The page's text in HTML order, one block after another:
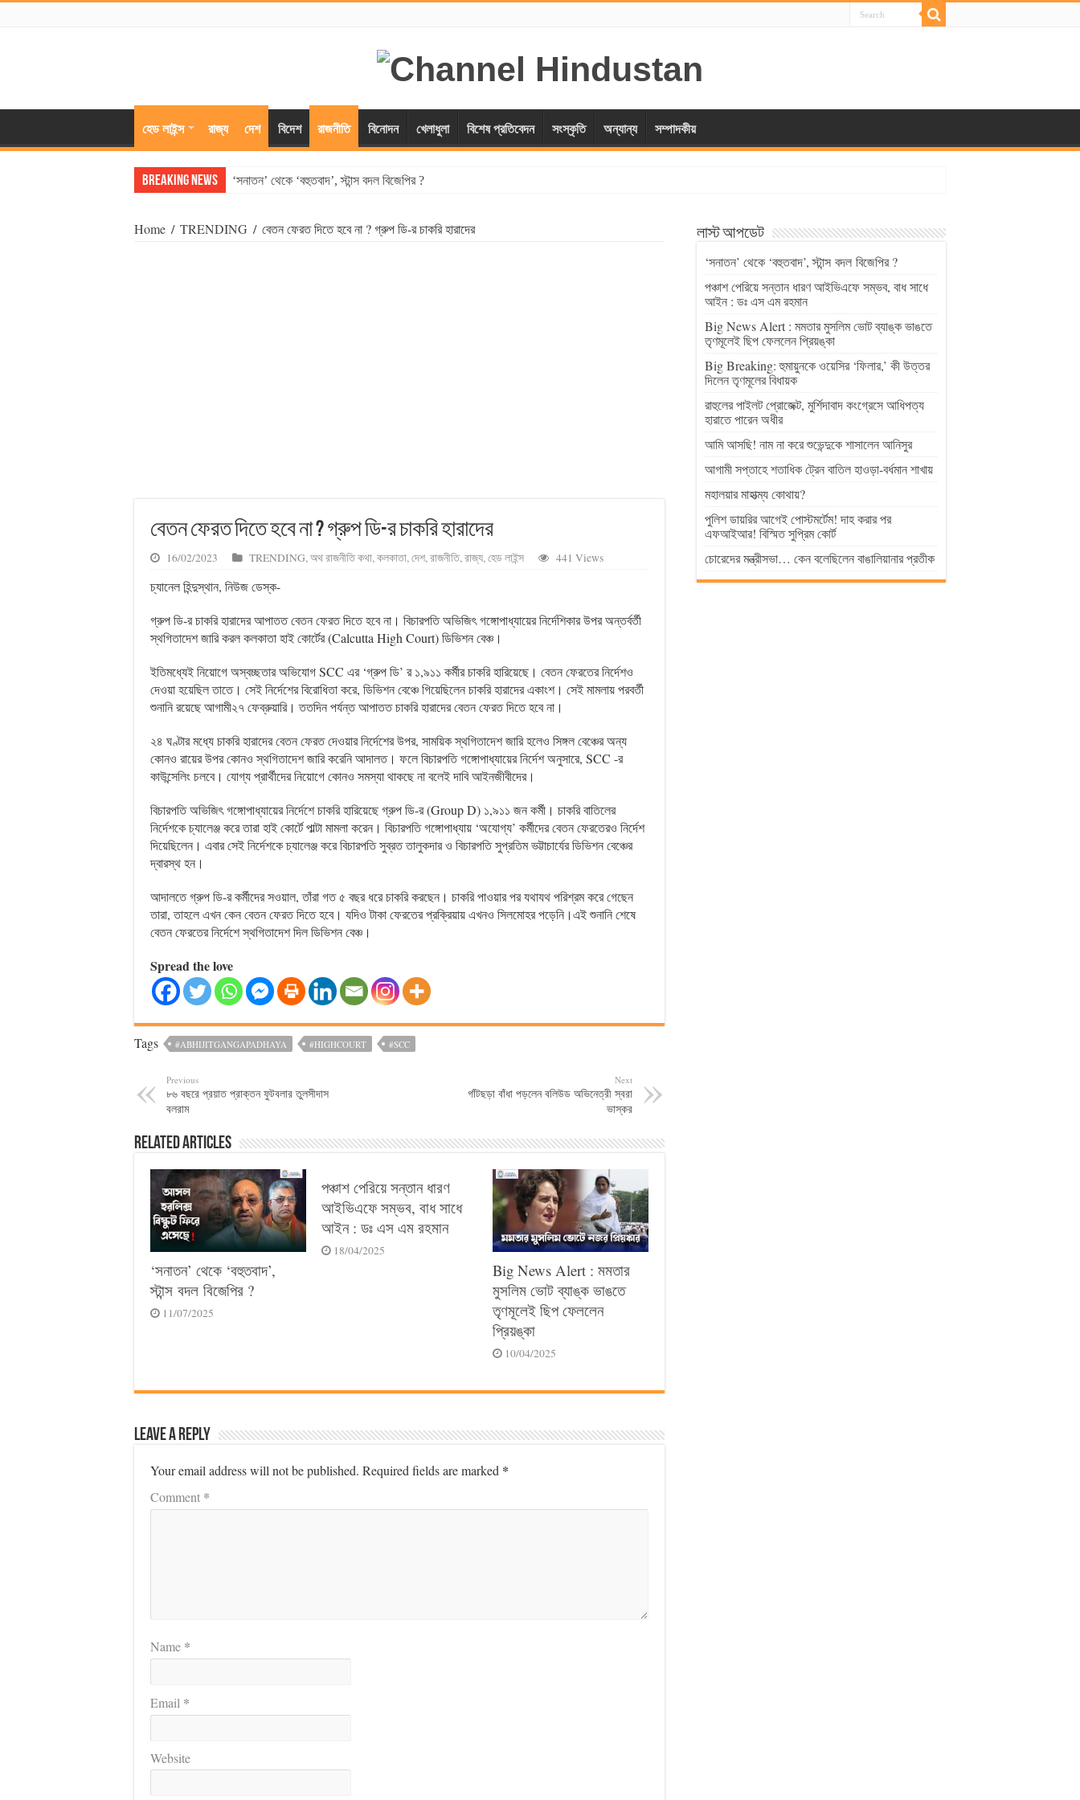
হেড লাইন্স রাজ্য দেশ বিদেশ রাজনীতি বিনোদন খেলাধুলা বিশেষ প্রতিবেদন সংস্কৃতি অন্যান্য সম্পাদকীয়
Breaking News ‘সনাতন’ থেকে ‘বহুতবাদ’, স্টান্স বদল বিজেপির ?
Home / TRENDING / বেতন ফেরত দিতে হবে না ? গ্রুপ ডি-র চাকরি হারাদের
বেতন ফেরত দিতে হবে না ? গ্রুপ ডি-র চাকরি হারাদের
16/02/2023 TRENDING,অথ রাজনীতি কথা,কলকাতা,দেশ,রাজনীতি,রাজ্য,হেড লাইন্স 441 Views
চ্যানেল হিন্দুস্থান, নিউজ ডেস্ক-
গ্রুপ ডি-র চাকরি হারাদের আপাতত বেতন ফেরত দিতে হবে না। বিচারপতি অভিজিৎ গঙ্গোপাধ্যায়ের নির্দেশিকার উপর অন্তর্বর্তী
স্থগিতাদেশ জারি করল কলকাতা হাই কোর্টের (Calcutta High Court) ডিভিশন বেঞ্চ।
ইতিমধ্যেই নিয়োগে অস্বচ্ছতার অভিযোগ SCC এর ‘গ্রুপ ডি’ র ১,৯১১ কর্মীর চাকরি হারিয়েছে। বেতন ফেরতের নির্দেশও
দেওয়া হয়েছিল তাতে। সেই নির্দেশের বিরোধিতা করে, ডিভিশন বেঞ্চে গিয়েছিলেন চাকরি হারাদের একাংশ। সেই মামলায় পরবর্তী
শুনানি রয়েছে আগামী২৭ ফেব্রুয়ারি। ততদিন পর্যন্ত আপাতত চাকরি হারাদের বেতন ফেরত দিতে হবে না।
২৪ ঘণ্টার মধ্যে চাকরি হারাদের বেতন ফেরত দেওয়ার নির্দেশের উপর, সাময়িক স্থগিতাদেশ জারি হলেও সিঙ্গল বেঞ্চের অন্য
কোনও রায়ের উপর কোনও স্থগিতাদেশ জারি করেনি আদালত। ফলে বিচারপতি গঙ্গোপাধ্যায়ের নির্দেশ অনুসারে, SCC -র
কাউন্সেলিং চলবে। যোগ্য প্রার্থীদের নিয়োগে কোনও সমস্যা থাকছে না বলেই দাবি আইনজীবীদের।
বিচারপতি অভিজিৎ গঙ্গোপাধ্যায়ের নির্দেশে চাকরি হারিয়েছে গ্রুপ ডি-র (Group D) ১,৯১১ জন কর্মী। চাকরি বাতিলের
নির্দেশকে চ্যালেঞ্জ করে তারা হাই কোর্টে পাল্টা মামলা করেন। বিচারপতি গঙ্গোপাধ্যায় ‘অযোগ্য’ কর্মীদের বেতন ফেরতেরও নির্দেশ
দিয়েছিলেন। এবার সেই নির্দেশকে চ্যালেঞ্জ করে বিচারপতি সুব্রত তালুকদার ও বিচারপতি সুপ্রতিম ভট্টাচার্যের ডিভিশন বেঞ্চের
দ্বারস্থ হন।
আদালতে গ্রুপ ডি-র কর্মীদের সওয়াল, তাঁরা গত ৫ বছর ধরে চাকরি করছেন। চাকরি পাওয়ার পর যথাযথ পরিশ্রম করে গেছেন
তারা, তাহলে এখন কেন বেতন ফেরত দিতে হবে। যদিও টাকা ফেরতের প্রক্রিয়ায় এখনও সিলমোহর পড়েনি।এই শুনানি শেষে
বেতন ফেরতের নির্দেশে স্থগিতাদেশ দিল ডিভিশন বেঞ্চ।
Spread the love
Tags #ABHIJITGANGAPADHAYA #HIGHCOURT #SCC
Previous
৮৬ বছরে প্রয়াত প্রাক্তন ফুটবলার তুলসীদাস
বলরাম
Next
গাঁটছড়া বাঁধা পড়লেন বলিউড অভিনেত্রী স্বরা
ভাস্কর
Related Articles
‘সনাতন’ থেকে ‘বহুতবাদ’,
স্টান্স বদল বিজেপির ?
11/07/2025
পঞ্চাশ পেরিয়ে সন্তান ধারণ
আইভিএফে সম্ভব, বাধ সাধে
আইন : ডঃ এস এম রহমান
18/04/2025
Big News Alert : মমতার
মুসলিম ভোট ব্যাঙ্ক ভাঙতে
তৃণমূলেই ছিপ ফেললেন
প্রিয়ঙ্কা
10/04/2025
Leave a Reply
Your email address will not be published. Required fields are marked *
Comment *
Name *
Email *
Website
লাস্ট আপডেট
‘সনাতন’ থেকে ‘বহুতবাদ’, স্টান্স বদল বিজেপির ?
পঞ্চাশ পেরিয়ে সন্তান ধারণ আইভিএফে সম্ভব, বাধ সাধে
আইন : ডঃ এস এম রহমান
Big News Alert : মমতার মুসলিম ভোট ব্যাঙ্ক ভাঙতে
তৃণমূলেই ছিপ ফেললেন প্রিয়ঙ্কা
Big Breaking: হুমায়ুনকে ওয়েসির ‘ফিলার,’ কী উত্তর
দিলেন তৃণমূলের বিধায়ক
রাহুলের পাইলট প্রোজেক্ট, মুর্শিদাবাদ কংগ্রেসে আধিপত্য
হারাতে পারেন অধীর
আমি আসছি! নাম না করে শুভেন্দুকে শাসালেন আনিসুর
আগামী সপ্তাহে শতাধিক ট্রেন বাতিল হাওড়া-বর্ধমান শাখায়
মহালয়ার মাহাত্ম্য কোথায়?
পুলিশ ডায়রির আগেই পোস্টমর্টেম! দাহ করার পর
এফআইআর! বিস্মিত সুপ্রিম কোর্ট
চোরেদের মন্ত্রীসভা… কেন বলেছিলেন বাঙালিয়ানার প্রতীক